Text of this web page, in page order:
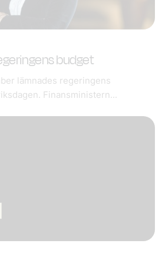
budget
lämnades regeringens
Finansministern...